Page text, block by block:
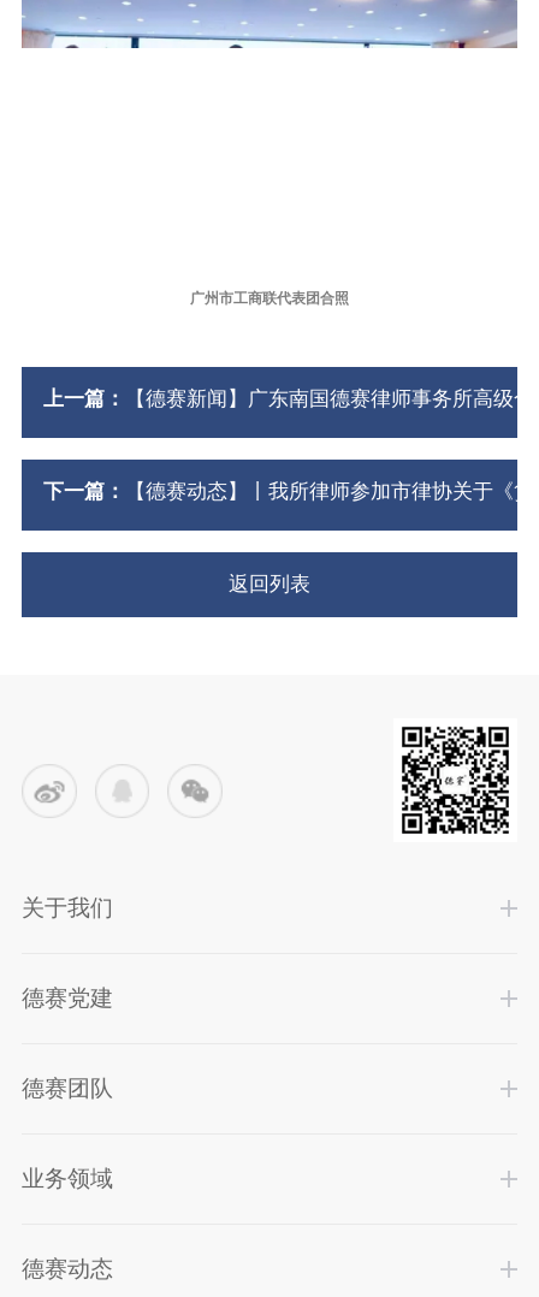
广州市工商联代表团合照
上一篇： 【德赛新闻】广东南国德赛律师事务所高级
下一篇： 【德赛动态】丨我所律师参加市律协关于《
返回列表
关于我们
德赛党建
德赛团队
业务领域
德赛动态